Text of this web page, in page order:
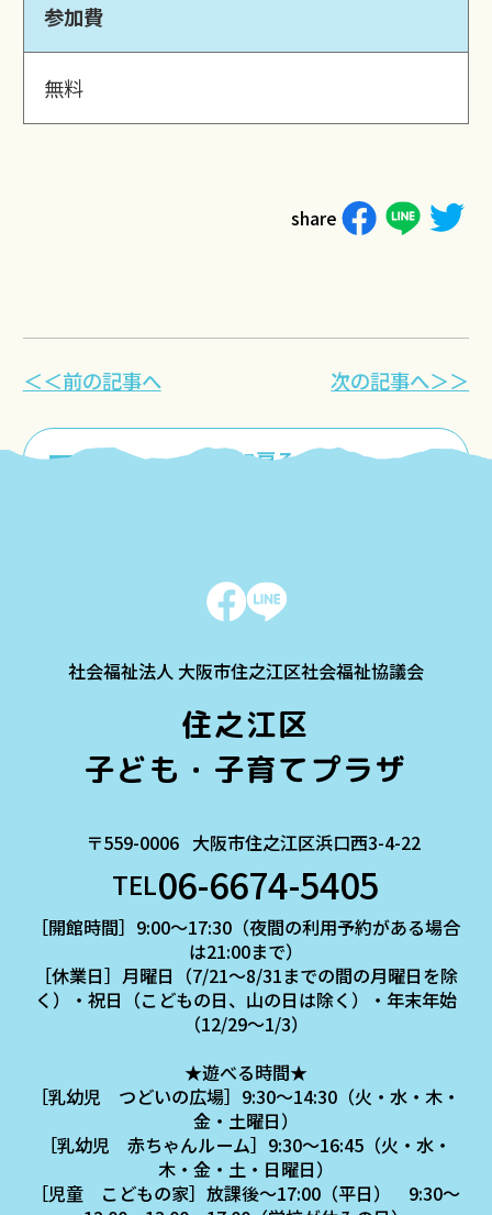
参加費
無料
share
＜＜前の記事へ
一覧に戻る
次の記事へ＞＞
社会福祉法人 大阪市住之江区社会福祉協議会
住之江区
子ども・子育てプラザ
〒559-0006 大阪市住之江区浜口西3-4-22
TEL06-6674-5405
［開館時間］9:00～17:30（夜間の利用予約がある場合
は21:00まで）
［休業日］月曜日（7/21～8/31までの間の月曜日を除
く）・祝日（こどもの日、山の日は除く）・年末年始
（12/29～1/3）
★遊べる時間★
［乳幼児 つどいの広場］9:30～14:30（火・水・木・
金・土曜日）
［乳幼児 赤ちゃんルーム］9:30～16:45（火・水・
木・金・土・日曜日）
［児童 こどもの家］放課後～17:00（平日） 9:30～